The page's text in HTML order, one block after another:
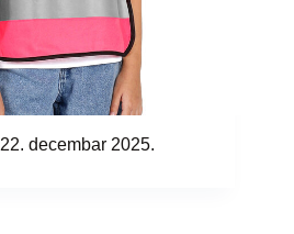
22. decembar 2025.